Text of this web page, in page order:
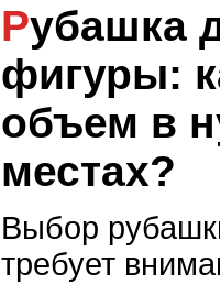
Рубашка для узкой
фигуры:
объем в
местах?
Выбор
требует